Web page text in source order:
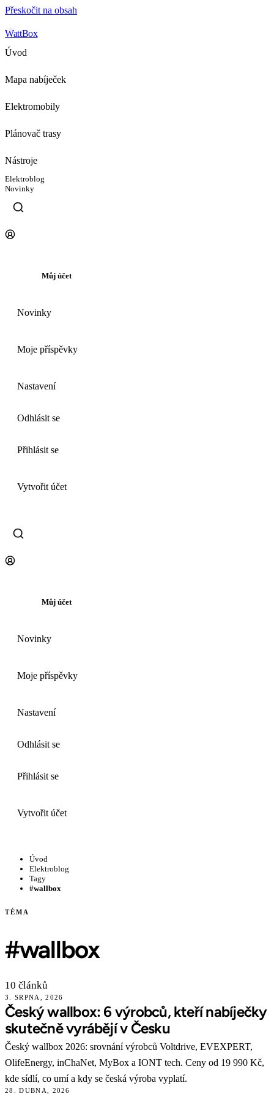
Přeskočit na obsah
WattBox
Úvod
Mapa nabíječek
Elektromobily
Plánovač trasy
Nástroje
Elektroblog
Novinky
Můj účet
Novinky
Moje příspěvky
Nastavení
Odhlásit se
Přihlásit se
Vytvořit účet
Můj účet
Novinky
Moje příspěvky
Nastavení
Odhlásit se
Přihlásit se
Vytvořit účet
Úvod
Elektroblog
Tagy
#wallbox
TÉMA
#wallbox
10 článků
3. SRPNA, 2026
Český wallbox: 6 výrobců, kteří nabíječky
skutečně vyrábějí v Česku
Český wallbox 2026: srovnání výrobců Voltdrive, EVEXPERT,
OlifeEnergy, inChaNet, MyBox a IONT tech. Ceny od 19 990 Kč,
kde sídlí, co umí a kdy se česká výroba vyplatí.
28. DUBNA, 2026